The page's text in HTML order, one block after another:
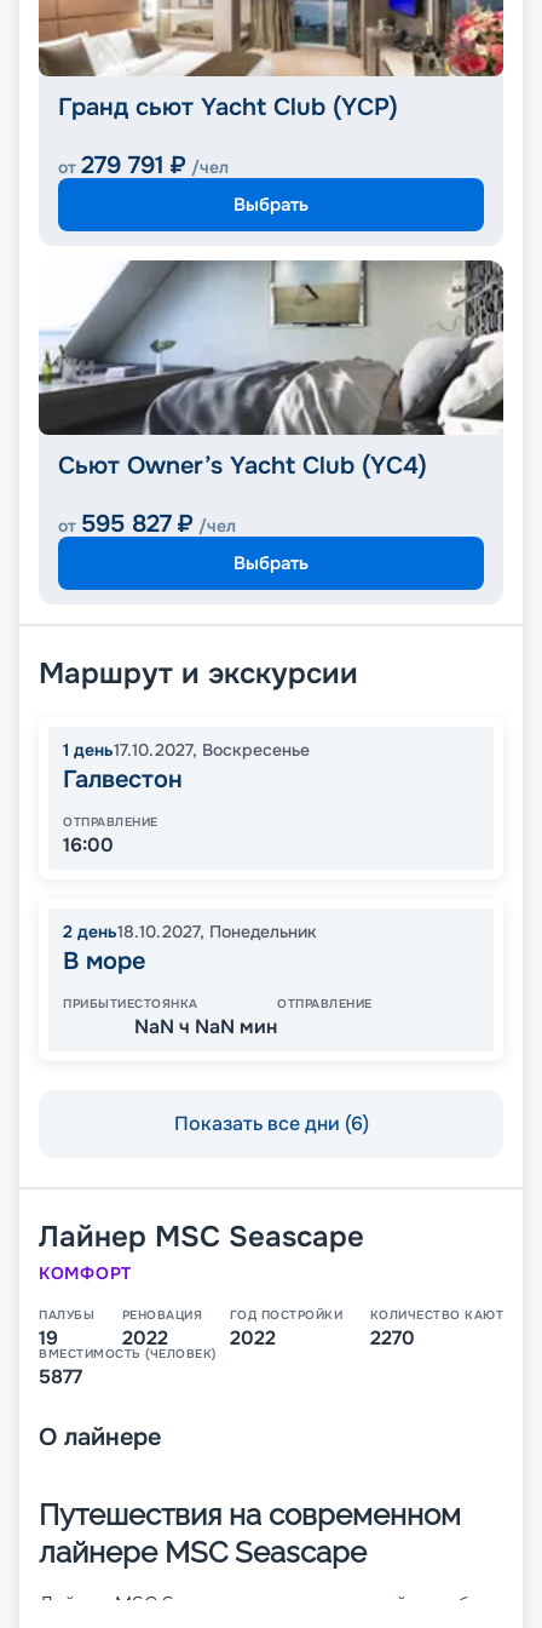
Гранд сьют Yacht Club (YCP)
от 279 791 ₽ /чел
Выбрать
Сьют Owner’s Yacht Club (YC4)
от 595 827 ₽ /чел
Выбрать
Маршрут и экскурсии
1 день17.10.2027, Воскресенье
Галвестон
ОТПРАВЛЕНИЕ
16:00
2 день18.10.2027, Понедельник
В море
ПРИБЫТИЕСТОЯНКА
NaN ч NaN мин
ОТПРАВЛЕНИЕ
Показать все дни (6)
Лайнер MSC Seascape
КОМФОРТ
ПАЛУБЫ
19
РЕНОВАЦИЯ
2022
ГОД ПОСТРОЙКИ
2022
КОЛИЧЕСТВО КАЮТ
2270
ВМЕСТИМОСТЬ (ЧЕЛОВЕК)
5877
О лайнере
Путешествия на современном
лайнере MSC Seascape
Лайнер MSC Seascape – это четвертый корабль